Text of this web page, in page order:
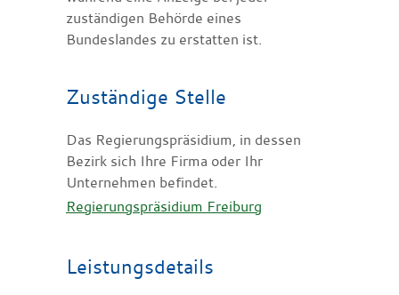
zuständigen Behörde eines
Bundeslandes zu erstatten ist.
Zuständige Stelle
Das Regierungspräsidium, in dessen
Bezirk sich Ihre Firma oder Ihr
Unternehmen befindet.
Regierungspräsidium Freiburg
Leistungsdetails